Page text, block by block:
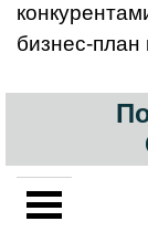
бизнес-план